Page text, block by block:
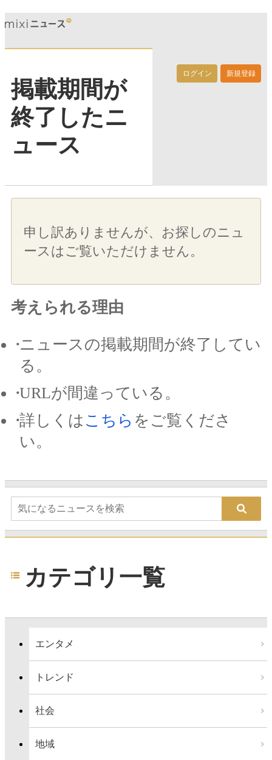
ログイン 新規登録
掲載期間が
終了したニ
ュース
申し訳ありませんが、お探しのニュ
ースはご覧いただけません。
考えられる理由
ニュースの掲載期間が終了してい
る。
URLが間違っている。
詳しくは こちら をご覧くださ
い。
カテゴリ一覧
エンタメ
トレンド
社会
地域